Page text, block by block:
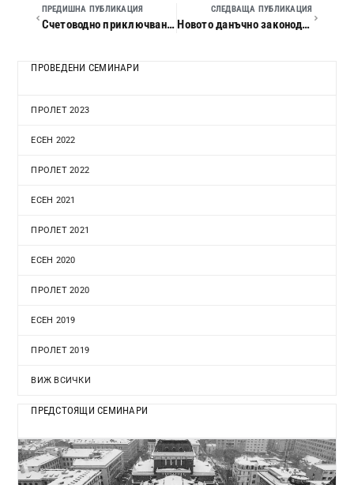
ПРЕДИШНА ПУБЛИКАЦИЯ
Счетоводно приключване на 2008 г. за бюджетните предприятия. Финансов одит. Новите моменти в данъчното законодателство през 2009 г.
СЛЕДВАЩА ПУБЛИКАЦИЯ
Новото данъчно законодателство през 2009 г. Счетоводно приключване и данъчно облагане на 2008 г.
ПРОВЕДЕНИ СЕМИНАРИ
ПРОЛЕТ 2023
ЕСЕН 2022
ПРОЛЕТ 2022
ЕСЕН 2021
ПРОЛЕТ 2021
ЕСЕН 2020
ПРОЛЕТ 2020
ЕСЕН 2019
ПРОЛЕТ 2019
ВИЖ ВСИЧКИ
ПРЕДСТОЯЩИ СЕМИНАРИ